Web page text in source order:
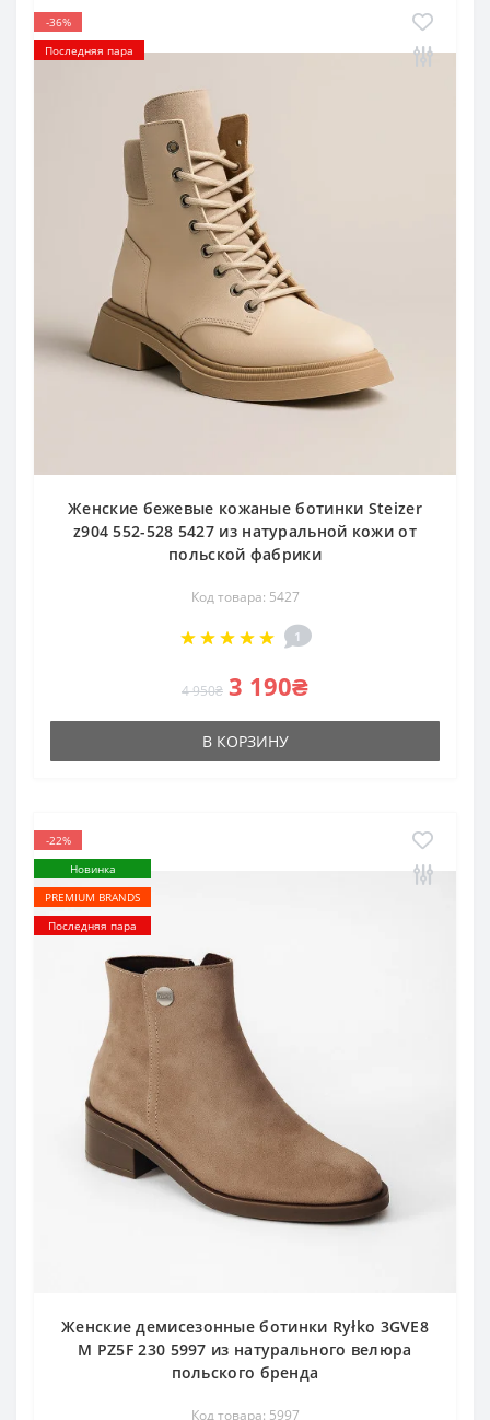
-36%
Последняя пара
Женские бежевые кожаные ботинки Steizer
z904 552-528 5427 из натуральной кожи от
польской фабрики
Код товара: 5427
1
4 950₴ 3 190₴
В КОРЗИНУ
-22%
Новинка
PREMIUM BRANDS
Последняя пара
Женские демисезонные ботинки Ryłko 3GVE8
M PZ5F 230 5997 из натурального велюра
польского бренда
Код товара: 5997